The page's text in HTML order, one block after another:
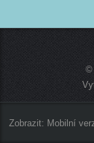
©
Zobrazit: Mobilní